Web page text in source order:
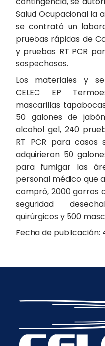
Salud Ocupacional la
se contrató un
pruebas rápidas de
y pruebas RT PCR
sospechosos.
Los materiales y
CELEC EP
mascarillas
50 galones de
alcohol gel, 240
RT PCR para casos
adquirieron 50
para fumigar las
personal médico que
compró, 2000 gorros
seguridad
quirúrgicos y 500
Fecha de publicación: